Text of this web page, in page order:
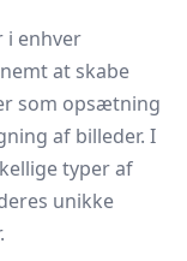
i enhver
at skabe
som opsætning
af billeder. I
typer af
unikke